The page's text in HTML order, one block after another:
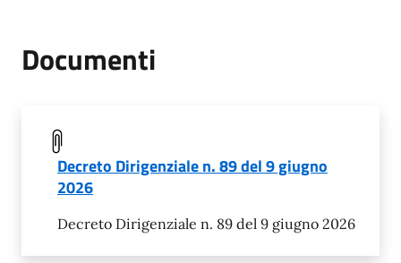
Documenti
Decreto Dirigenziale n. 89 del 9 giugno
2026
Decreto Dirigenziale n. 89 del 9 giugno 2026